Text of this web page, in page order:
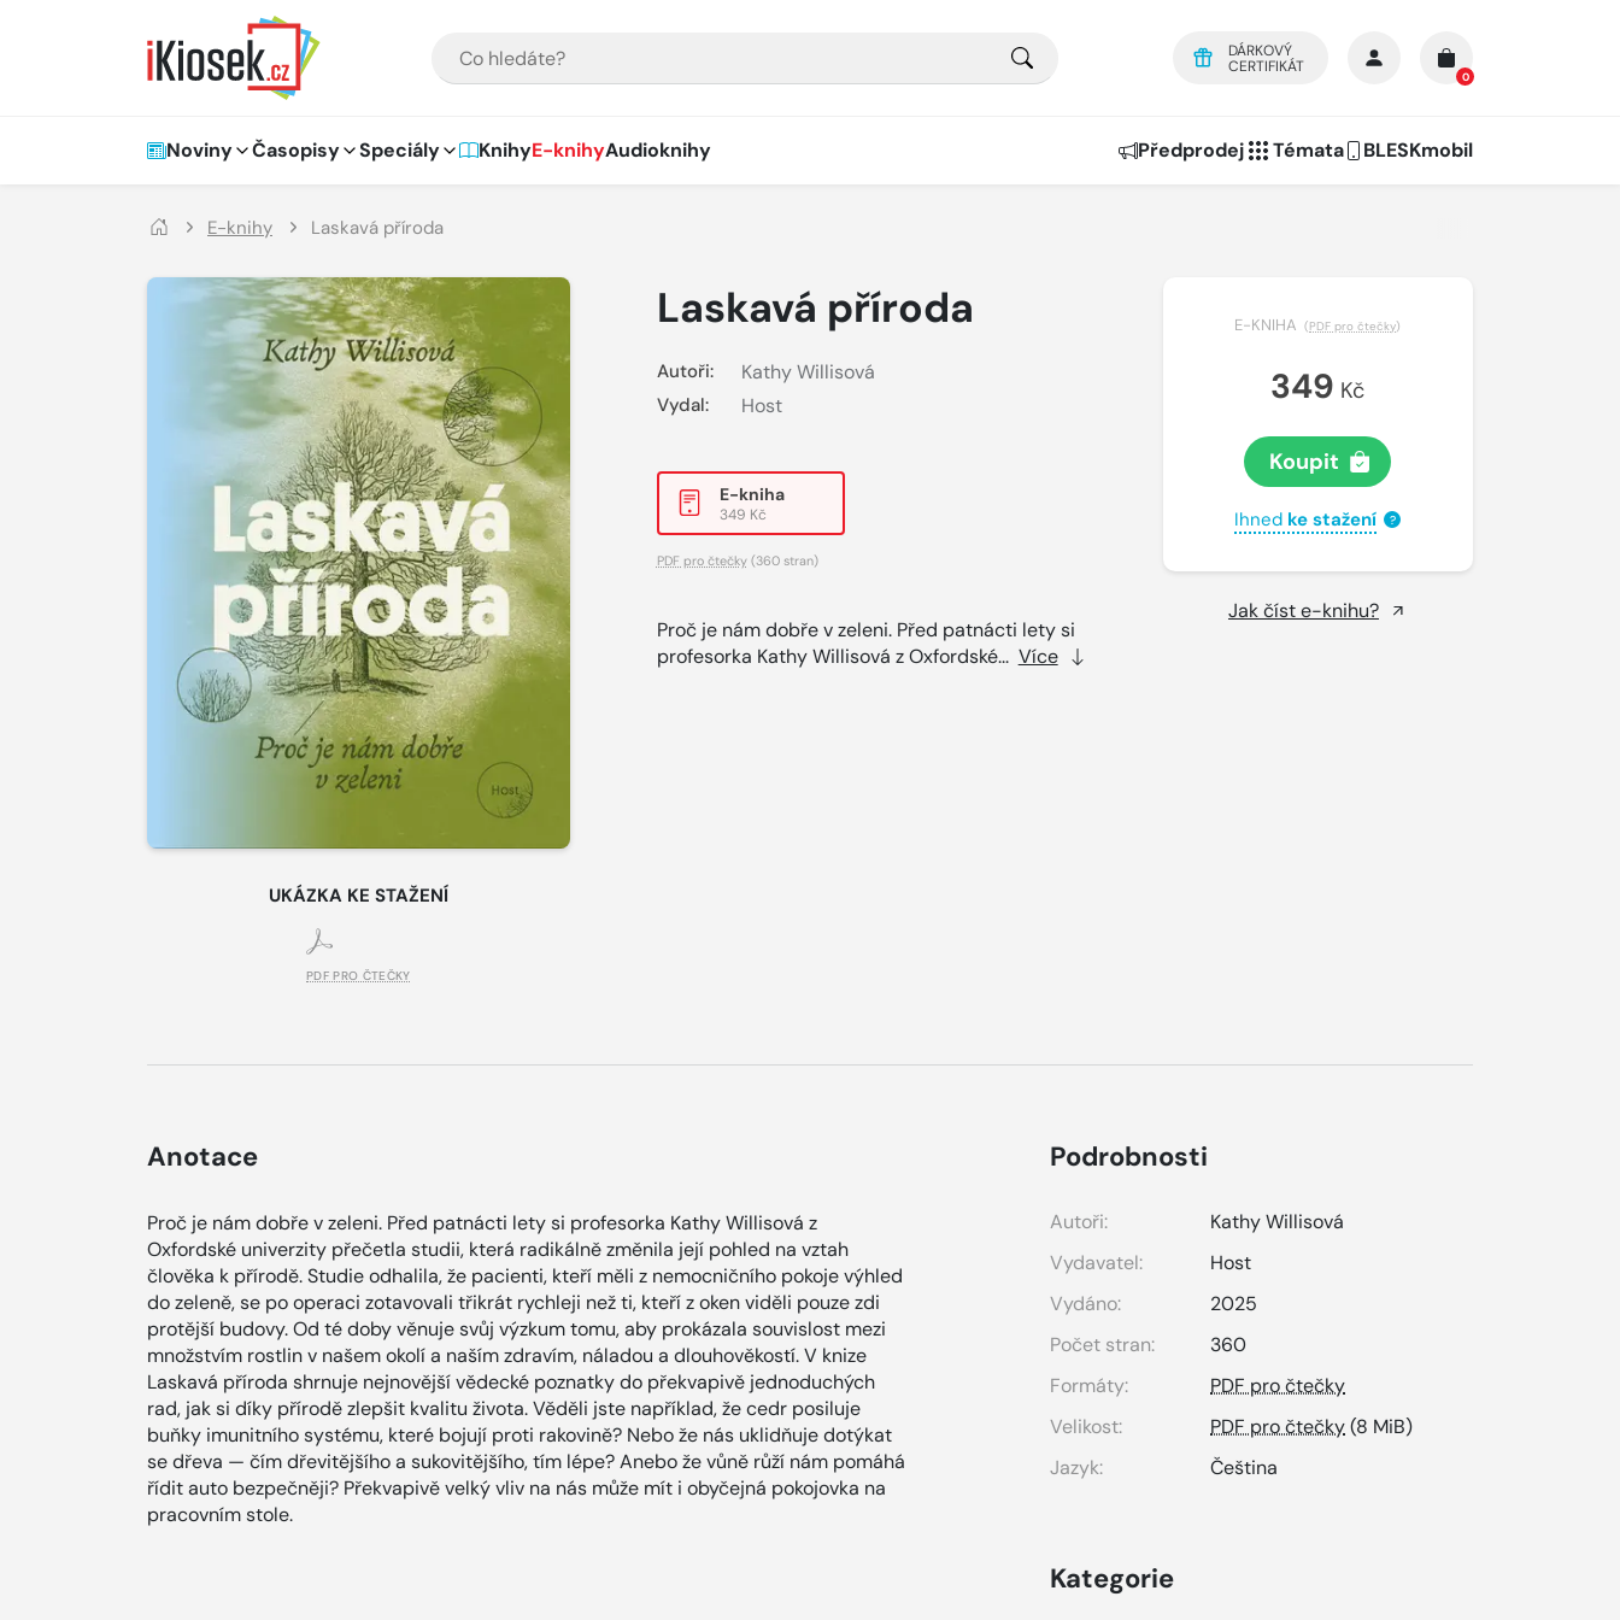
DÁRKOVÝ
CERTIFIKÁT
0
Hlavní navigace
Noviny Časopisy Speciály KnihyE-knihyAudioknihy Předprodej Témata BLESKmobil
E-knihy Laskavá příroda
UKÁZKA KE STAŽENÍ
PDF PRO ČTEČKY
Laskavá příroda
Autoři: Kathy Willisová
Vydal: Host
E-kniha
349 Kč
PDF pro čtečky(360 stran)
Proč je nám dobře v zeleni. Před patnácti lety si
profesorka Kathy Willisová z Oxfordské... Více
E-KNIHA (PDF pro čtečky)
349 Kč
Koupit
Ihned ke stažení ?
Jak číst e-knihu?
Anotace
Proč je nám dobře v zeleni. Před patnácti lety si profesorka Kathy Willisová z
Oxfordské univerzity přečetla studii, která radikálně změnila její pohled na vztah
člověka k přírodě. Studie odhalila, že pacienti, kteří měli z nemocničního pokoje výhled
do zeleně, se po operaci zotavovali třikrát rychleji než ti, kteří z oken viděli pouze zdi
protější budovy. Od té doby věnuje svůj výzkum tomu, aby prokázala souvislost mezi
množstvím rostlin v našem okolí a naším zdravím, náladou a dlouhověkostí. V knize
Laskavá příroda shrnuje nejnovější vědecké poznatky do překvapivě jednoduchých
rad, jak si díky přírodě zlepšit kvalitu života. Věděli jste například, že cedr posiluje
buňky imunitního systému, které bojují proti rakovině? Nebo že nás uklidňuje dotýkat
se dřeva — čím dřevitějšího a sukovitějšího, tím lépe? Anebo že vůně růží nám pomáhá
řídit auto bezpečněji? Překvapivě velký vliv na nás může mít i obyčejná pokojovka na
pracovním stole.
Podrobnosti
Autoři:
Kathy Willisová
Vydavatel:
Host
Vydáno:
2025
Počet stran:
360
Formáty:
PDF pro čtečky
Velikost:
PDF pro čtečky(8 MiB)
Jazyk:
Čeština
Kategorie